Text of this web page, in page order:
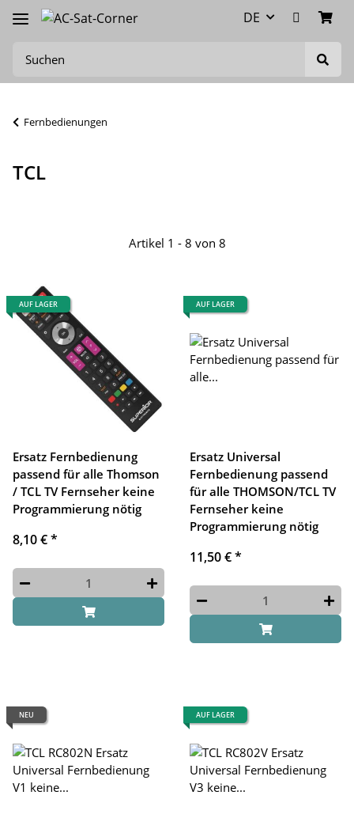
DE
Fernbedienungen
TCL
Artikel 1 - 8 von 8
AUF LAGER
Ersatz Fernbedienung
passend für alle Thomson
/ TCL TV Fernseher keine
Programmierung nötig
8,10 €*
AUF LAGER
Ersatz Universal
Fernbedienung passend
für alle THOMSON/TCL TV
Fernseher keine
Programmierung nötig
11,50 €*
NEU AUF LAGER